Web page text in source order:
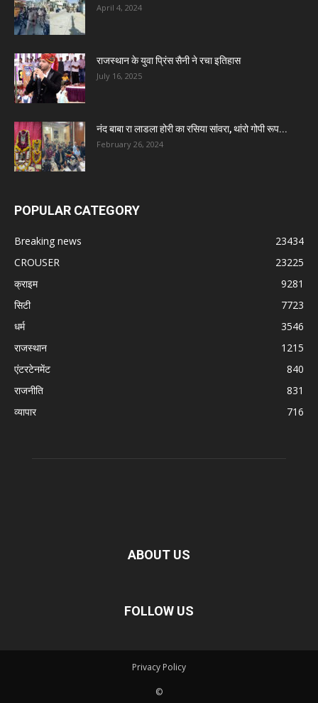
April 4, 2024
राजस्थान के युवा प्रिंस सैनी ने रचा इतिहास
July 16, 2025
नंद बाबा रा लाडला होरी का रसिया सांवरा, थांरो गोपी रूप...
February 26, 2024
POPULAR CATEGORY
Breaking news
23434
CROUSER
23225
क्राइम
9281
सिटी
7723
धर्म
3546
राजस्थान
1215
एंटरटेनमेंट
840
राजनीति
831
व्यापार
716
ABOUT US
FOLLOW US
Privacy Policy
©